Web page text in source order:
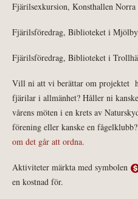
Fjärilsexkursion, Konsthallen
Fjärilsföredrag, Biblioteket i
Fjärilsföredrag, Biblioteket i
Vill ni att vi berättar om projektet
fjärilar i allmänhet? Håller ni
vårens möten i en krets av
förening eller kanske en fågelklubb?
om det går att ordna.
Aktiviteter märkta med symbolen
en kostnad för.